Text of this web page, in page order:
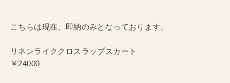
こちらは現在、即納のみとなっております。
リネンライククロスラップスカート
￥24000